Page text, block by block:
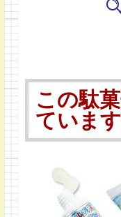
この駄
ていま